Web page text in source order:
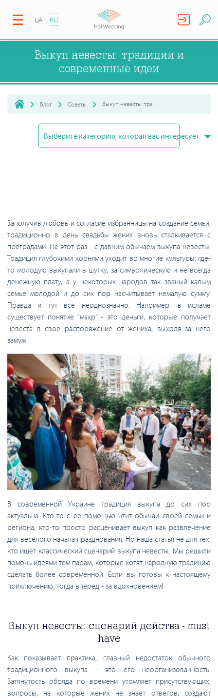
UA RU
Выкуп невесты: традиции и
современные идеи
Блог Советы
Заполучив любовь и согласие избранницы на создание семьи,
традиционно в день свадьбы жених вновь сталкивается с
преградами. На этот раз - с давним обычаем выкупа невесты.
Традиция глубокими корнями уходит во многие культуры: где-
то молодую выкупали в шутку, за символическую и не всегда
денежную плату, а у некоторых народов так званый калым
семье молодой и до сих пор насчитывает немалую сумму.
Правда и тут все неоднозначно. Например, в исламе
существует понятие “махр” - это деньги, которые получает
невеста в свое распоряжение от жениха, выходя за него
замуж.
В современной Украине традиция выкупа до сих пор
актуальна. Кто-то с ее помощью чтит обычаи своей семьи и
региона, кто-то просто расценивает выкуп как развлечение
для веселого начала празднования. Но наша статья не для тех,
кто ищет классический сценарий выкупа невесты. Мы решили
помочь идеями тем парам, которые хотят народную традицию
сделать более современной. Если вы готовы к настоящему
приключению, тогда вперед - за вдохновением!
Выкуп невесты: сценарий действа - must
have
Как показывает практика, главный недостаток обычного
традиционного выкупа - это его неорганизованность.
Затянутость обряда по времени утомляет присутствующих,
вопросы, на которые жених не знает ответов, создают
Выберите категорию, которая вас интересует